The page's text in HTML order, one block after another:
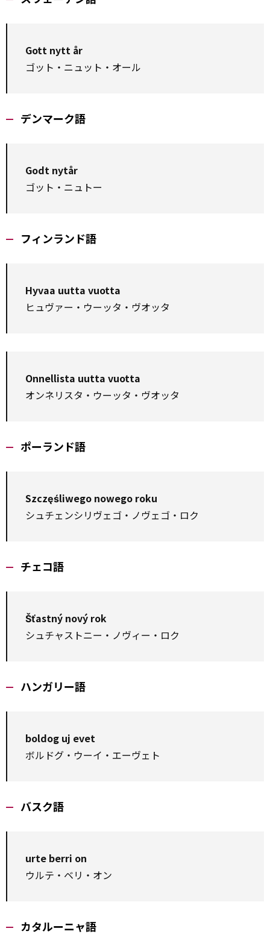
Gott nytt år
ゴット・ニュット・オール
デンマーク語
Godt nytår
ゴット・ニュトー
フィンランド語
Hyvaa uutta vuotta
ヒュヴァー・ウーッタ・ヴオッタ
Onnellista uutta vuotta
オンネリスタ・ウーッタ・ヴオッタ
ポーランド語
Szczęśliwego nowego roku
シュチェンシリヴェゴ・ノヴェゴ・ロク
チェコ語
Šťastný nový rok
シュチャストニー・ノヴィー・ロク
ハンガリー語
boldog uj evet
ボルドグ・ウーイ・エーヴェト
バスク語
urte berri on
ウルテ・ベリ・オン
カタルーニャ語